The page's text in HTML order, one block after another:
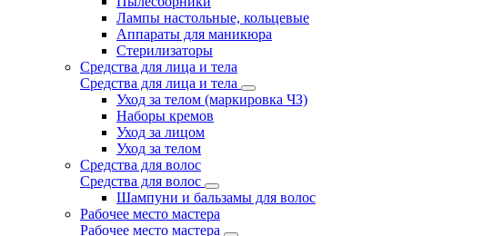
Лампы настольные, кольцевые
Аппараты для маникюра
Стерилизаторы
Средства для лица и тела
Средства для лица и тела
Уход за телом (маркировка ЧЗ)
Наборы кремов
Уход за лицом
Уход за телом
Средства для волос
Средства для волос
Шампуни и бальзамы для волос
Рабочее место мастера
Рабочее место мастера